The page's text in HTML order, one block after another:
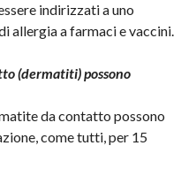
indirizzati a uno
allergia a farmaci e vaccini.
(dermatiti) possono
da contatto possono
come tutti, per 15